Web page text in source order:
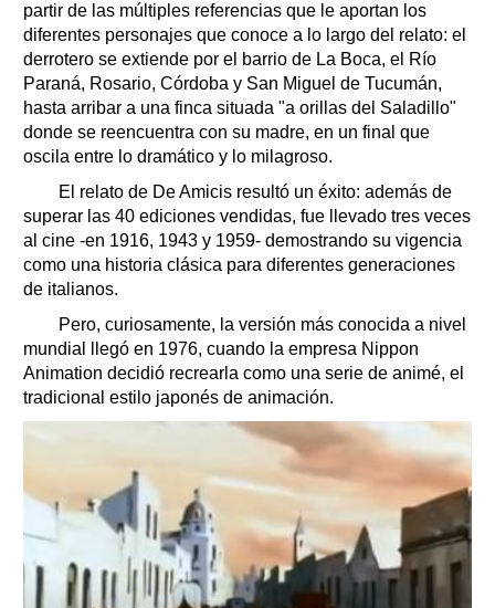
partir de las múltiples referencias que le aportan los
diferentes personajes que conoce a lo largo del relato: el
derrotero se extiende por el barrio de La Boca, el Río
Paraná, Rosario, Córdoba y San Miguel de Tucumán,
hasta arribar a una finca situada "a orillas del Saladillo"
donde se reencuentra con su madre, en un final que
oscila entre lo dramático y lo milagroso.
El relato de De Amicis resultó un éxito: además de
superar las 40 ediciones vendidas, fue llevado tres veces
al cine -en 1916, 1943 y 1959- demostrando su vigencia
como una historia clásica para diferentes generaciones
de italianos.
Pero, curiosamente, la versión más conocida a nivel
mundial llegó en 1976, cuando la empresa Nippon
Animation decidió recrearla como una serie de animé, el
tradicional estilo japonés de animación.